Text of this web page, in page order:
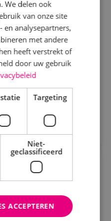
bij BINK ben je
analyseren
aan
We delen ook
van onze site
en analysepartners,
met andere
heeft verstrekt of
door uw gebruik
Targeting
Niet-
geclassificeerd
ACCEPTEREN